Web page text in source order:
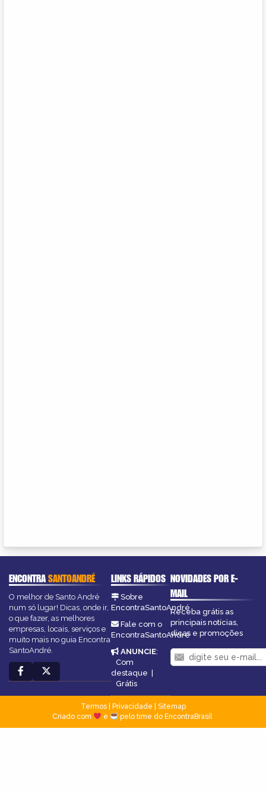
ENCONTRASANTOANDRÉ
O melhor de Santo André
num só lugar! Dicas, onde ir,
o que fazer, as melhores
empresas, locais, serviços e
muito mais no guia Encontra
SantoAndré.
LINKS RÁPIDOS
Sobre
EncontraSantoAndré
Fale com o
EncontraSantoAndré
ANUNCIE:
Com
destaque |
Grátis
NOVIDADES POR E-
MAIL
Receba grátis as
principais notícias,
dicas e promoções
Termos| Privacidade
Sitemap
Criado com
e pelo time do EncontraBrasil